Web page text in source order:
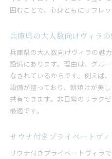
囲むことで、心身ともにリフレッ
兵庫県の大人数向けヴィラ
兵庫県の大人数向けヴィラの魅
設備にあります。理由は、グル
なされているからです。例えば
設備が整っており、朝焼けが美
共有できます。非日常のリラク
最適です。
サウナ付きプライベートヴ
サウナ付きプライベートヴィラ